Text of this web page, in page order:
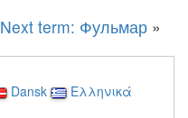
Next term: Фульмар »
Dansk
Ελληνικά